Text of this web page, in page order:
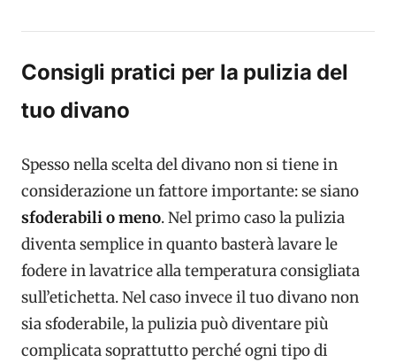
Consigli pratici per la pulizia del
tuo divano
Spesso nella scelta del divano non si tiene in
considerazione un fattore importante: se siano
sfoderabili o meno. Nel primo caso la pulizia
diventa semplice in quanto basterà lavare le
fodere in lavatrice alla temperatura consigliata
sull’etichetta. Nel caso invece il tuo divano non
sia sfoderabile, la pulizia può diventare più
complicata soprattutto perché ogni tipo di